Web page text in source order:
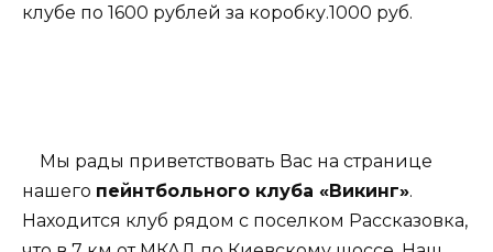
клубе по 1600 рублей за коробку.1000 руб.
Мы рады приветствовать Вас на странице
нашего пейнтбольного клуба «Викинг».
Находится клуб рядом с поселком Рассказовка,